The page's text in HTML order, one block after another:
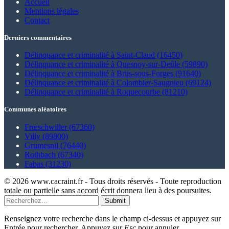
Mentions légales
Contact
Derniers commentaires
Délinquance et criminalité à Saint-Claud (16450)
Délinquance et criminalité à Quesnoy-sur-Deûle (59890)
Délinquance et criminalité à Briis-sous-Forges (91640)
Délinquance et criminalité à Colombier-Saugnieu (69124)
Délinquance et criminalité à Roquecourbe (81210)
Communes aléatoires
Frœschwiller (67360)
Villy (89800)
Grumesnil (76440)
Rothbach (67340)
Fabas (31230)
© 2026 www.cacraint.fr - Tous droits réservés - Toute reproduction
totale ou partielle sans accord écrit donnera lieu à des poursuites.
Submit
Renseignez votre recherche dans le champ ci-dessus et appuyez sur